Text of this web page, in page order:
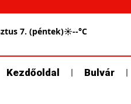
7. (péntek)☀--°C
Kezdőoldal Bulvár